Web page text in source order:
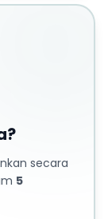
secara
5